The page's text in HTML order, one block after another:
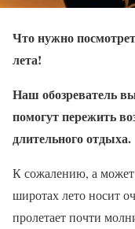
Что нужно
лета!
Наш обозреватель
помогут пережить
длительного отдыха.
К сожалению, а
широтах лето носит
пролетает почти